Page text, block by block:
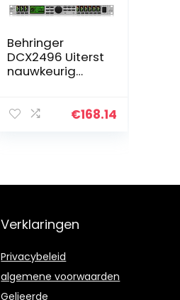
Behringer
DCX2496 Uiterst
nauwkeurig
beheersysteem
€168.14
Verklaringen
Privacybeleid
algemene voorwaarden
Gelieerde